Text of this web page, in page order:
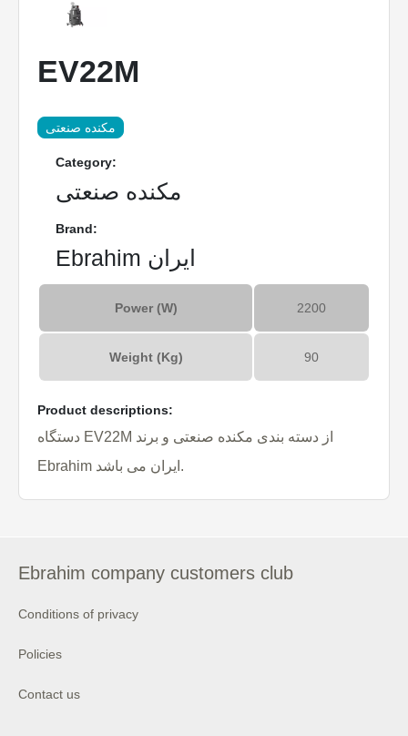
EV22M
مکنده صنعتی
Category:
مکنده صنعتی
Brand:
Ebrahim ایران
Power (W) 2200
Weight (Kg) 90
Product descriptions:
دستگاه EV22M از دسته بندی مکنده صنعتی و برند
Ebrahim ایران می باشد.
Ebrahim company customers club
Conditions of privacy
Policies
Contact us